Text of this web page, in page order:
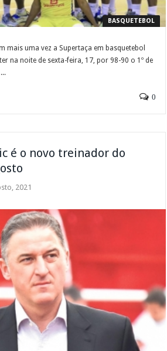
BASQUETEBOL
mais uma vez a Supertaça em basquetebol
na noite de sexta-feira, 17, por 98-90 o 1º de
0
é o novo treinador do
2021